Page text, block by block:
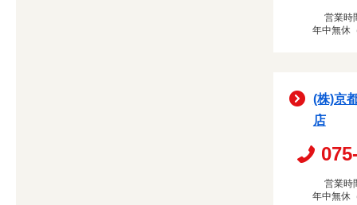
営業時
年中無休
(株)京
店
営業時
年中無休